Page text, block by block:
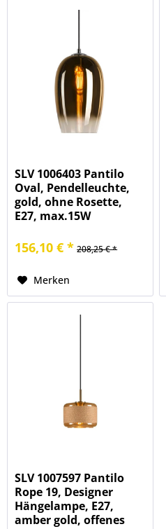
SLV 1006403 Pantilo
Oval, Pendelleuchte,
gold, ohne Rosette,
E27, max.15W
156,10 € * 208,25 € *
Merken
SLV 1007597 Pantilo
Rope 19, Designer
Hängelampe, E27,
amber gold, offenes